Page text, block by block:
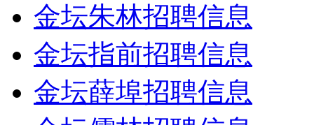
金坛朱林招聘信息
金坛指前招聘信息
金坛薛埠招聘信息